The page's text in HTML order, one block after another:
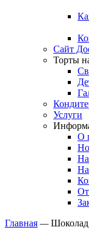
Сайт
Торты
Услуги
О
Главная — Шоколад